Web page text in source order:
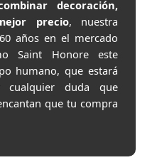
decoración,
precio, nuestra
años en el mercado
Saint Honore este
humano, que estará
cualquier duda que
que tu compra